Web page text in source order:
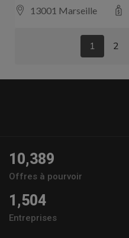
13001 Marseille
1 2
10,389
Offres à pourvoir
1,504
Entreprises